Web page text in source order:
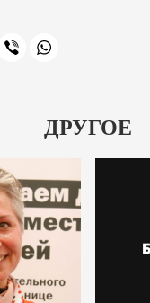
ДРУГОЕ